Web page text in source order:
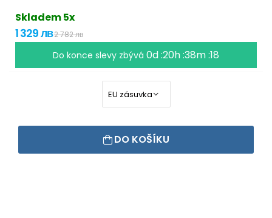
Skladem 5x
1 329 лв2 782 лв
Do konce slevy zbývá 0d :20h :38m :17
DO KOŠÍKU